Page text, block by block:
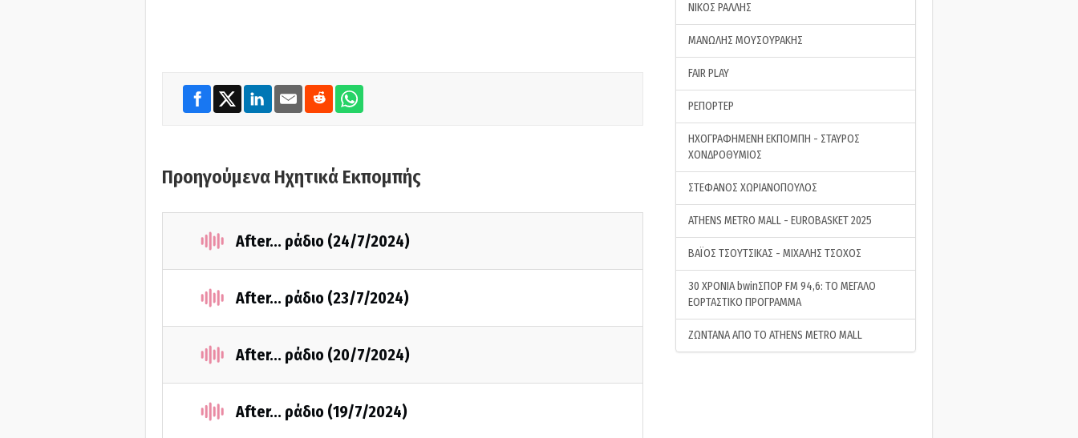
Προηγούμενα Ηχητικά Εκπομπής
After... ράδιο (24/7/2024)
After... ράδιο (23/7/2024)
After... ράδιο (20/7/2024)
After... ράδιο (19/7/2024)
ΝΙΚΟΣ ΡΑΛΛΗΣ
ΜΑΝΩΛΗΣ ΜΟΥΣΟΥΡΑΚΗΣ
FAIR PLAY
ΡΕΠΟΡΤΕΡ
ΗΧΟΓΡΑΦΗΜΕΝΗ ΕΚΠΟΜΠΗ - ΣΤΑΥΡΟΣ
ΧΟΝΔΡΟΘΥΜΙΟΣ
ΣΤΕΦΑΝΟΣ ΧΩΡΙΑΝΟΠΟΥΛΟΣ
ATHENS METRO MALL - EUROBASKET 2025
ΒΑΪΟΣ ΤΣΟΥΤΣΙΚΑΣ - ΜΙΧΑΛΗΣ ΤΣΟΧΟΣ
30 ΧΡΟΝΙΑ bwinΣΠΟΡ FM 94,6: ΤΟ ΜΕΓΑΛΟ
ΕΟΡΤΑΣΤΙΚΟ ΠΡΟΓΡΑΜΜΑ
ΖΩΝΤΑΝΑ ΑΠΟ ΤΟ ATHENS METRO MALL